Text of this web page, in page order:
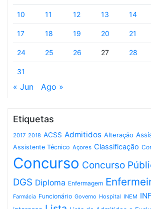
10 11 12 13 14
17 18 19 20 21
24 25 26 27 28
31
« Jun Ago »
Etiquetas
2017 2018 ACSS Admitidos Alteração
Assistente Técnico Açores Classificação
Concurso Concurso
DGS Diploma Enfermagem
Farmácia Funcionário Governo Hospital INEM